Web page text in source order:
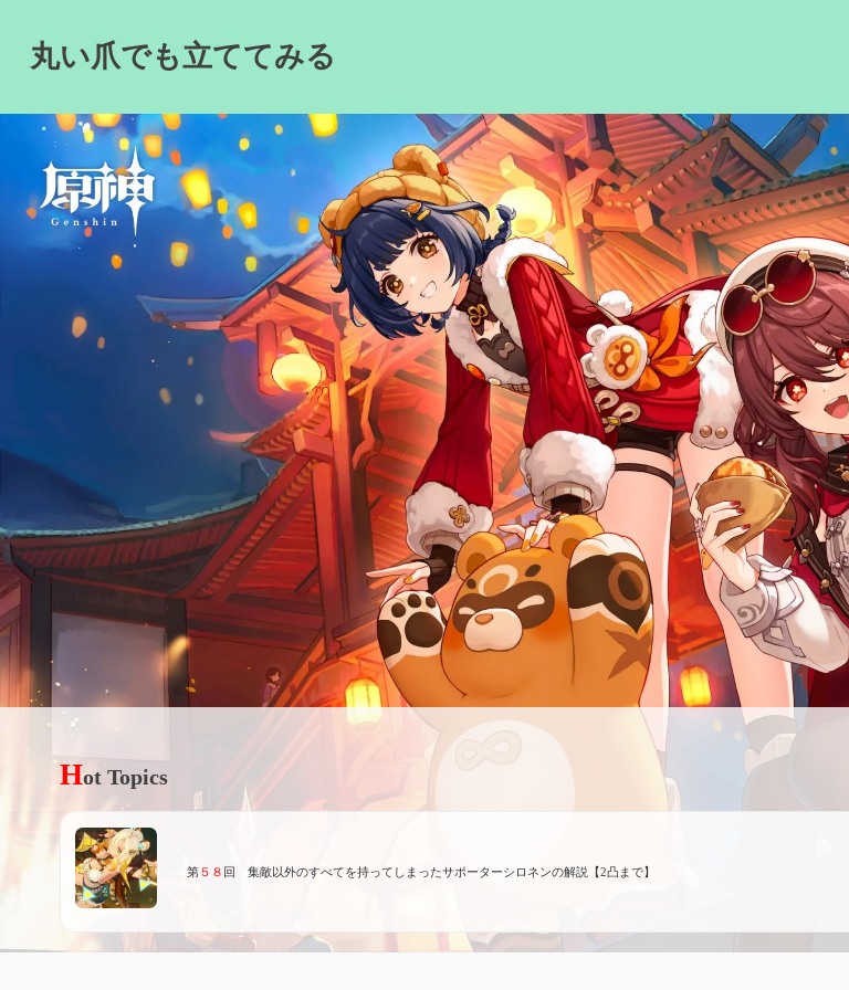
content丸い爪でも立ててみる
Hot Topics
第５８ 回 集敵以外のすべてを持ってしまったサポーターシロネンの解説【2凸まで】